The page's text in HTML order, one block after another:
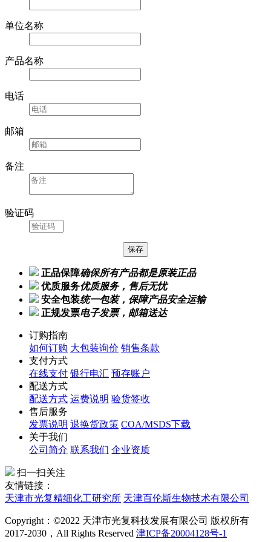
单位名称
产品名称
电话
邮箱
备注
验证码
正品保障确保所有产品都是原装正品
优质服务优质服务，售后无忧
安全包装统一包装，保障产品安全运输
正规发票电子发票，邮箱送达
订购指南
如何订购 大包装询价 销售条款
支付方式
在线支付 银行电汇 预存账户
配送方式
配送方式 运费说明 验货签收
售后服务
发票说明 退换货政策 COA/MSDS下载
关于我们
公司简介 联系我们 企业资质
扫一扫关注
友情链接：
天津市光复精细化工研究所 天津百伦斯生物技术有限公司
Copyright：©2022 天津市光复科技发展有限公司 版权所有
2017-2030，All Rights Reserved 津ICP备20004128号-1